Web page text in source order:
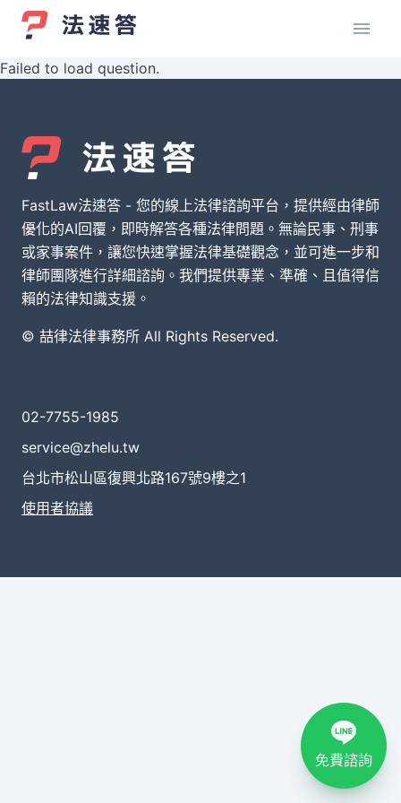
Failed to load question.
FastLaw法速答 - 您的線上法律諮詢平台，提供經由律師
優化的AI回覆，即時解答各種法律問題。無論民事、刑事
或家事案件，讓您快速掌握法律基礎觀念，並可進一步和
律師團隊進行詳細諮詢。我們提供專業、準確、且值得信
賴的法律知識支援。
© 喆律法律事務所 All Rights Reserved.
02-7755-1985
service@zhelu.tw
台北市松山區復興北路167號9樓之1
使用者協議
免費諮詢